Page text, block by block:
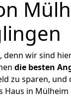
wir sind
die besten
zu sparen,
in